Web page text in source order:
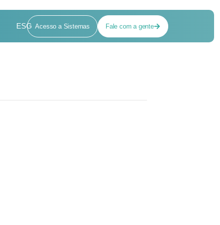
ESG Acesso a Sistemas Fale com a gente